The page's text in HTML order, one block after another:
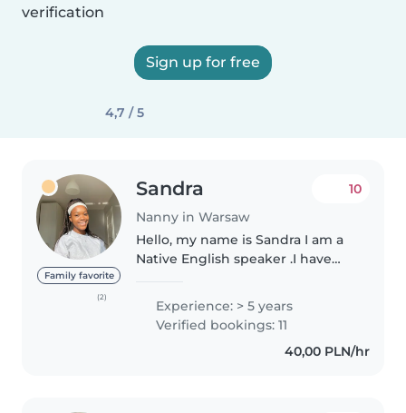
verification
Sign up for free
4,7 / 5
Family favorite
(2)
Sandra
Nanny in Warsaw
10
Hello, my name is Sandra I am a
Native English speaker .I have
and have also worked part-time
in a nursery mainly playing with
the children and keeping..
Experience: > 5 years
Verified bookings: 11
40,00 PLN/hr